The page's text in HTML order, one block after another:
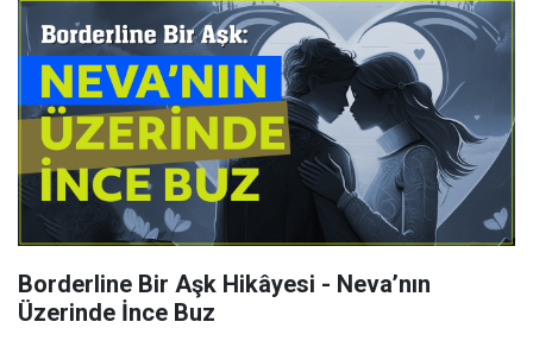
Borderline Bir Aşk Hikâyesi - Neva’nın
Üzerinde İnce Buz